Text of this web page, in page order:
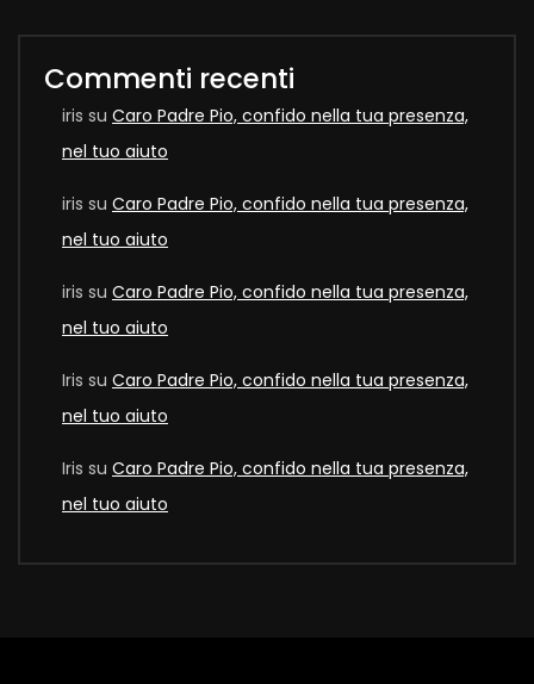
Commenti recenti
iris su Caro Padre Pio, confido nella tua presenza,
nel tuo aiuto
iris su Caro Padre Pio, confido nella tua presenza,
nel tuo aiuto
iris su Caro Padre Pio, confido nella tua presenza,
nel tuo aiuto
Iris su Caro Padre Pio, confido nella tua presenza,
nel tuo aiuto
Iris su Caro Padre Pio, confido nella tua presenza,
nel tuo aiuto